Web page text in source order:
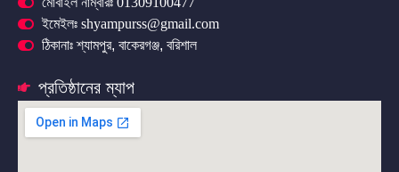
ইমেইলঃ shyampurss@gmail.com
ঠিকানাঃ শ্যামপুর, বাকেরগঞ্জ, বরিশাল
প্রতিষ্ঠানের ম্যাপ